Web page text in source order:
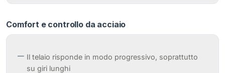
Comfort e controllo da acciaio
Il telaio risponde in modo progressivo, soprattutto
su giri lunghi